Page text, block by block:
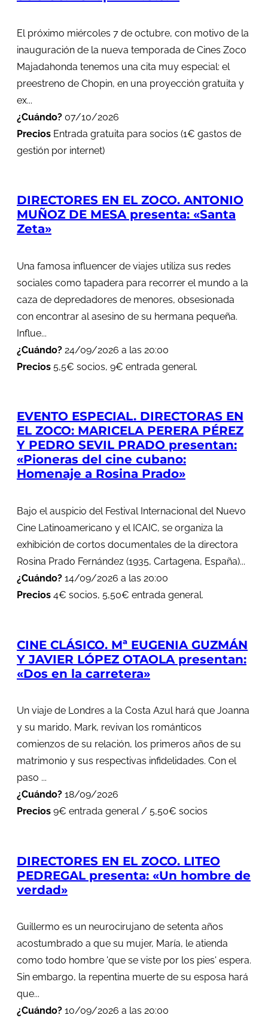
El próximo miércoles 7 de octubre, con motivo de la
inauguración de la nueva temporada de Cines Zoco
Majadahonda tenemos una cita muy especial: el
preestreno de Chopin, en una proyección gratuita y
ex...
¿Cuándo? 07/10/2026
Precios Entrada gratuita para socios (1€ gastos de
gestión por internet)
DIRECTORES EN EL ZOCO. ANTONIO
MUÑOZ DE MESA presenta: «Santa
Zeta»
Una famosa influencer de viajes utiliza sus redes
sociales como tapadera para recorrer el mundo a la
caza de depredadores de menores, obsesionada
con encontrar al asesino de su hermana pequeña.
Influe...
¿Cuándo? 24/09/2026 a las 20:00
Precios 5,5€ socios, 9€ entrada general.
EVENTO ESPECIAL. DIRECTORAS EN
EL ZOCO: MARICELA PERERA PÉREZ
Y PEDRO SEVIL PRADO presentan:
«Pioneras del cine cubano:
Homenaje a Rosina Prado»
Bajo el auspicio del Festival Internacional del Nuevo
Cine Latinoamericano y el ICAIC, se organiza la
exhibición de cortos documentales de la directora
Rosina Prado Fernández (1935, Cartagena, España)...
¿Cuándo? 14/09/2026 a las 20:00
Precios 4€ socios, 5,50€ entrada general.
CINE CLÁSICO. Mª EUGENIA GUZMÁN
Y JAVIER LÓPEZ OTAOLA presentan:
«Dos en la carretera»
Un viaje de Londres a la Costa Azul hará que Joanna
y su marido, Mark, revivan los románticos
comienzos de su relación, los primeros años de su
matrimonio y sus respectivas infidelidades. Con el
paso ...
¿Cuándo? 18/09/2026
Precios 9€ entrada general / 5,50€ socios
DIRECTORES EN EL ZOCO. LITEO
PEDREGAL presenta: «Un hombre de
verdad»
Guillermo es un neurocirujano de setenta años
acostumbrado a que su mujer, María, le atienda
como todo hombre 'que se viste por los pies' espera.
Sin embargo, la repentina muerte de su esposa hará
que...
¿Cuándo? 10/09/2026 a las 20:00